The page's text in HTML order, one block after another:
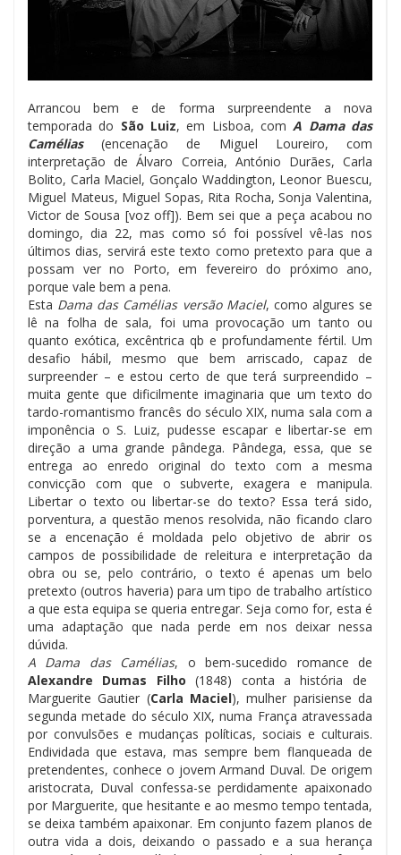
Arrancou bem e de forma surpreendente a nova
temporada do São Luiz, em Lisboa, comA Dama das
Camélias
(encenação de Miguel Loureiro, com
interpretação de Álvaro Correia, António Durães, Carla
Bolito, Carla Maciel, Gonçalo Waddington, Leonor Buescu,
Miguel Mateus, Miguel Sopas, Rita Rocha, Sonja Valentina,
Victor de Sousa [voz off]). Bem sei que a peça acabou no
domingo, dia 22, mas como só foi possível vê-las nos
últimos dias, servirá este texto como pretexto para que a
possam ver no Porto, em fevereiro do próximo ano,
porque vale bem a pena.
Esta Dama das Camélias versão Maciel, como algures se
lê na folha de sala, foi uma provocação um tanto ou
quanto exótica, excêntrica qb e profundamente fértil. Um
desafio hábil, mesmo que bem arriscado, capaz de
surpreender – e estou certo de que terá surpreendido –
muita gente que dificilmente imaginaria que um texto do
tardo-romantismo francês do século XIX, numa sala com a
imponência o S. Luiz, pudesse escapar e libertar-se em
direção a uma grande pândega. Pândega, essa, que se
entrega ao enredo original do texto com a mesma
convicção com que o subverte, exagera e manipula.
Libertar o texto ou libertar-se do texto? Essa terá sido,
porventura, a questão menos resolvida, não ficando claro
se a encenação é moldada pelo objetivo de abrir os
campos de possibilidade de releitura e interpretação da
obra ou se, pelo contrário, o texto é apenas um belo
pretexto (outros haveria) para um tipo de trabalho artístico
a que esta equipa se queria entregar. Seja como for, esta é
uma adaptação que nada perde em nos deixar nessa
dúvida.
A Dama das Camélias, o bem-sucedido romance de
Alexandre Dumas Filho (1848) conta a história de
Marguerite Gautier (Carla Maciel), mulher parisiense da
segunda metade do século XIX, numa França atravessada
por convulsões e mudanças políticas, sociais e culturais.
Endividada que estava, mas sempre bem flanqueada de
pretendentes, conhece o jovem Armand Duval. De origem
aristocrata, Duval confessa-se perdidamente apaixonado
por Marguerite, que hesitante e ao mesmo tempo tentada,
se deixa também apaixonar. Em conjunto fazem planos de
outra vida a dois, deixando o passado e a sua herança